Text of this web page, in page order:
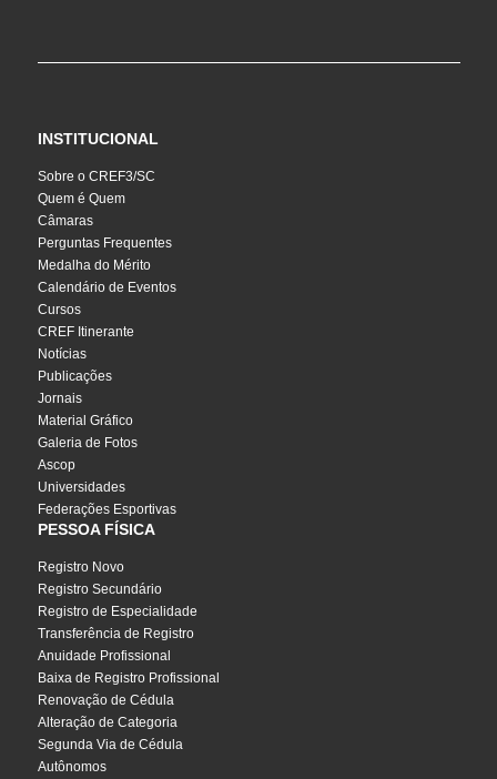
INSTITUCIONAL
Sobre o CREF3/SC
Quem é Quem
Câmaras
Perguntas Frequentes
Medalha do Mérito
Calendário de Eventos
Cursos
CREF Itinerante
Notícias
Publicações
Jornais
Material Gráfico
Galeria de Fotos
Ascop
Universidades
Federações Esportivas
PESSOA FÍSICA
Registro Novo
Registro Secundário
Registro de Especialidade
Transferência de Registro
Anuidade Profissional
Baixa de Registro Profissional
Renovação de Cédula
Alteração de Categoria
Segunda Via de Cédula
Autônomos